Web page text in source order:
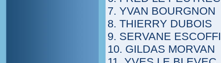
7. YVAN
8. THIERRY
9. SERVANE
10. GILDAS